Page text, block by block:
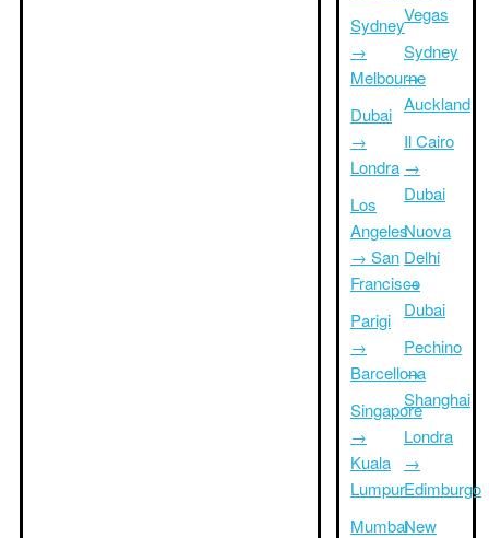
Sydney
→
Melbourne
Dubai
→
Londra
Los
Angeles
→ San
Francisco
Parigi
→
Barcellona
Singapore
→
Kuala
Lumpur
Mumbai
Vegas
Sydney
→
Auckland
Il Cairo
→
Dubai
Nuova
Delhi
→
Dubai
Pechino
→
Shanghai
Londra
→
Edimburgo
New